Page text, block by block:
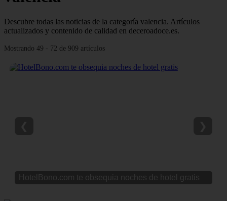
Descubre todas las noticias de la categoría valencia. Artículos
actualizados y contenido de calidad en deceroadoce.es.
Mostrando 49 - 72 de 909 artículos
HotelBono.com te obsequia noches de hotel gratis